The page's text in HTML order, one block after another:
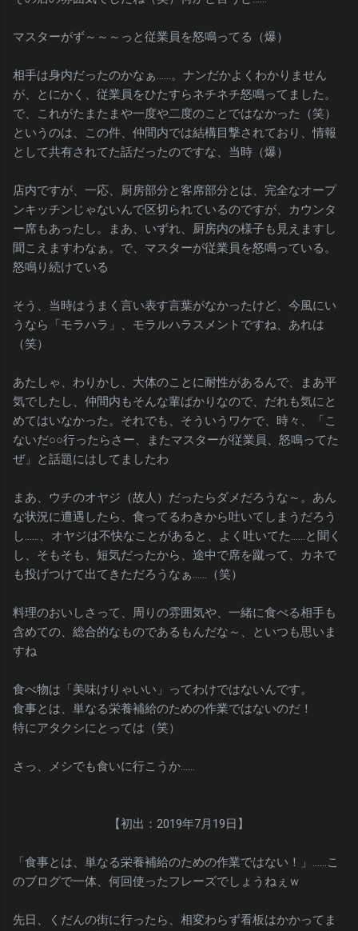
マスターがず～～～っと従業員を怒鳴ってる（爆）
相手は身内だったのかなぁ……。ナンだかよくわかりません
が、とにかく、従業員をひたすらネチネチ怒鳴ってました。
で、これがたまたまや一度や二度のことではなかった（笑）
というのは、この件、仲間内では結構目撃されており、情報
として共有されてた話だったのですな、当時（爆）
店内ですが、一応、厨房部分と客席部分とは、完全なオープ
ンキッチンじゃないんで区切られているのですが、カウンタ
ー席もあったし。まあ、いずれ、厨房内の様子も見えますし
聞こえますわなぁ。で、マスターが従業員を怒鳴っている。
怒鳴り続けている
そう、当時はうまく言い表す言葉がなかったけど、今風にい
うなら「モラハラ」、モラルハラスメントですね、あれは
（笑）
あたしゃ、わりかし、大体のことに耐性があるんで、まあ平
気でしたし、仲間内もそんな輩ばかりなので、だれも気にと
めてはいなかった。それでも、そういうワケで、時々、「こ
ないだ○○行ったらさー、またマスターが従業員、怒鳴ってた
ぜ」と話題にはしてましたわ
まあ、ウチのオヤジ（故人）だったらダメだろうな～。あん
な状況に遭遇したら、食ってるわきから吐いてしまうだろう
し……、オヤジは不快なことがあると、よく吐いてた……と聞く
し、そもそも、短気だったから、途中で席を蹴って、カネで
も投げつけて出てきただろうなぁ……（笑）
料理のおいしさって、周りの雰囲気や、一緒に食べる相手も
含めての、総合的なものであるもんだな～、といつも思いま
すね
食べ物は「美味けりゃいい」ってわけではないんです。
食事とは、単なる栄養補給のための作業ではないのだ！
特にアタクシにとっては（笑）
さっ、メシでも食いに行こうか……
【初出：2019年7月19日】
「食事とは、単なる栄養補給のための作業ではない！」……こ
のブログで一体、何回使ったフレーズでしょうねぇｗ
先日、くだんの街に行ったら、相変わらず看板はかかってま